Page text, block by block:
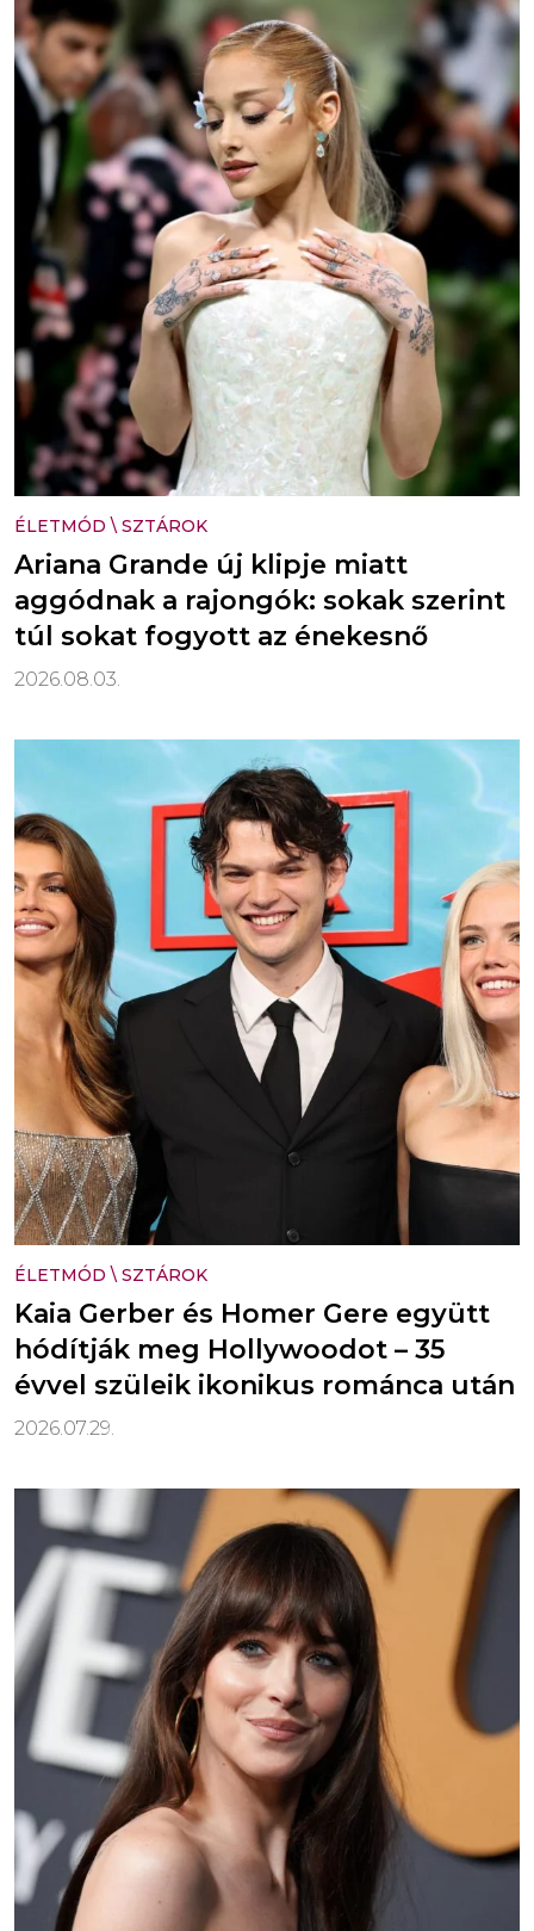
ÉLETMÓD \ SZTÁROK
Ariana Grande új klipje miatt
aggódnak a rajongók: sokak szerint
túl sokat fogyott az énekesnő
2026.08.03.
ÉLETMÓD \ SZTÁROK
Kaia Gerber és Homer Gere együtt
hódítják meg Hollywoodot – 35
évvel szüleik ikonikus románca után
2026.07.29.